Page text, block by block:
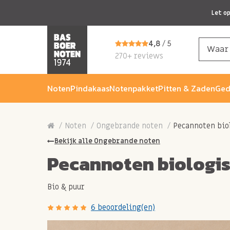
Let
4,8/ 5
270+ reviews
NotenPindakaasNotenpakketPitten & Zaden
Noten Ongebrande noten Pecannoten
Bekijk alle Ongebrande noten
Pecannoten
Bio & puur
6 beoordeling(en)